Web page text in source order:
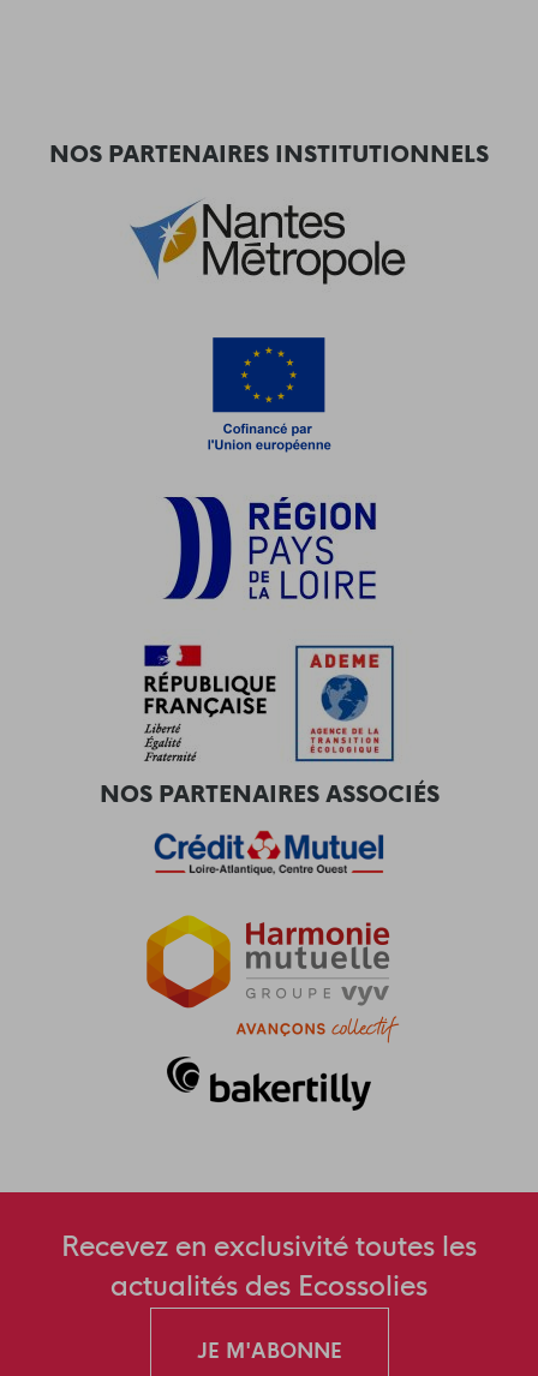
NOS PARTENAIRES INSTITUTIONNELS
NOS PARTENAIRES ASSOCIÉS
Recevez en exclusivité toutes les
actualités des Ecossolies
JE M'ABONNE